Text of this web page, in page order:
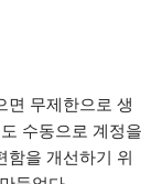
면 무제한으로 생
수동으로 계정을
함을 개선하기 위